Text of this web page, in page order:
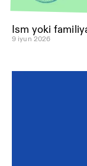
Ism yoki
9 iyun 2026